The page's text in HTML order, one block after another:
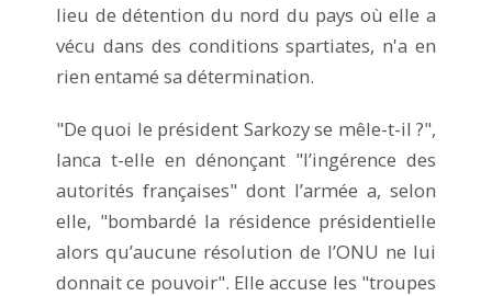
lieu de détention du nord du pays où elle a
vécu dans des conditions spartiates, n'a en
rien entamé sa détermination.
"De quoi le président Sarkozy se mêle-t-il ?",
lanca t-elle en dénonçant "l’ingérence des
autorités françaises" dont l’armée a, selon
elle, "bombardé la résidence présidentielle
alors qu’aucune résolution de l’ONU ne lui
donnait ce pouvoir". Elle accuse les "troupes